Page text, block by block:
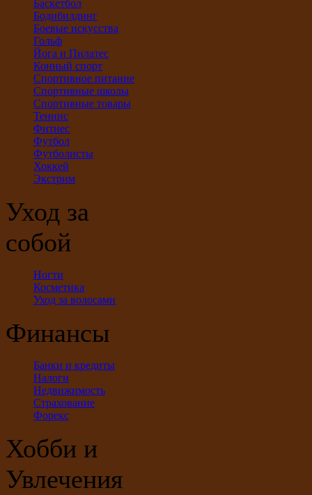
Баскетбол
Бодибилдинг
Боевые искусства
Гольф
Йога и Пилатес
Конный спорт
Спортивное питание
Спортивные школы
Спортивные товары
Теннис
Фитнес
Футбол
Футболисты
Хоккей
Экстрим
Уход за
собой
Ногти
Косметика
Уход за волосами
Финансы
Банки и кредиты
Налоги
Недвижимость
Страхование
Форекс
Хобби и
Увлечения